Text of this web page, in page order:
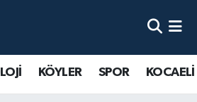
KÖYLER SPOR